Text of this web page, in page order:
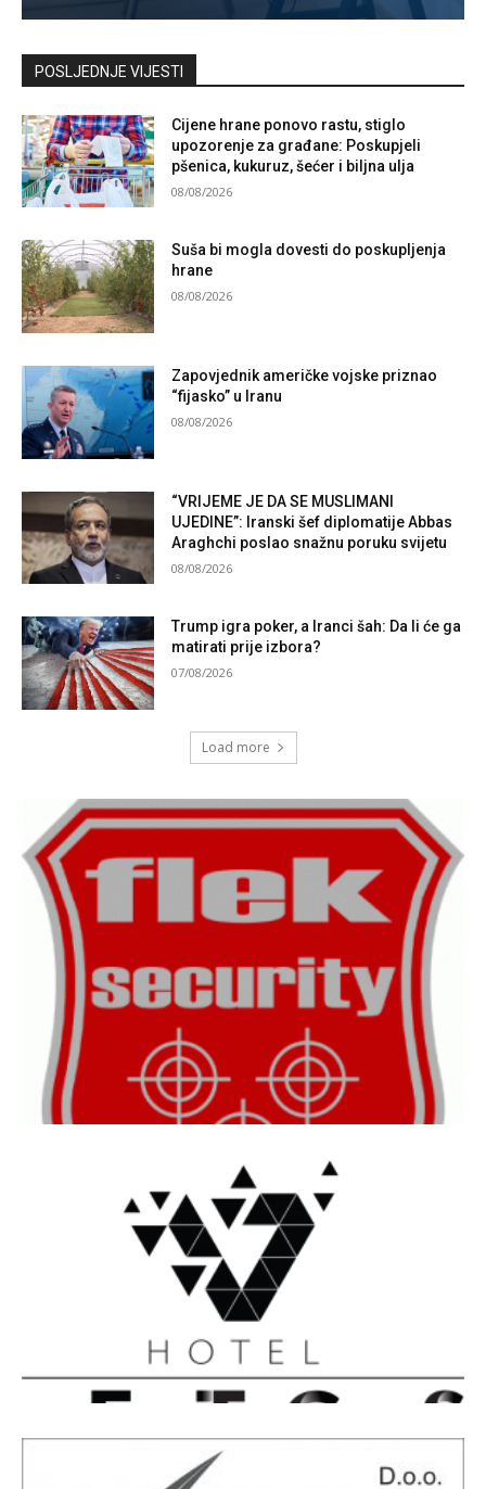
Kontaktirajte nas
POSLJEDNJE VIJESTI
Cijene hrane ponovo rastu, stiglo
upozorenje za građane: Poskupjeli
pšenica, kukuruz, šećer i biljna ulja
08/08/2026
Suša bi mogla dovesti do poskupljenja
hrane
08/08/2026
Zapovjednik američke vojske priznao
“fijasko” u Iranu
08/08/2026
“VRIJEME JE DA SE MUSLIMANI
UJEDINE”: Iranski šef diplomatije Abbas
Araghchi poslao snažnu poruku svijetu
08/08/2026
Trump igra poker, a Iranci šah: Da li će ga
matirati prije izbora?
07/08/2026
Load more